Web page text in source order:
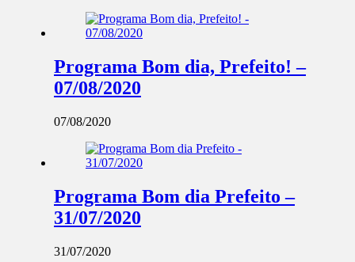
Programa Bom dia, Prefeito! –
07/08/2020
07/08/2020
Programa Bom dia Prefeito –
31/07/2020
31/07/2020